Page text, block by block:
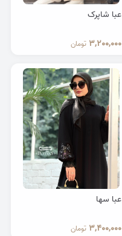
عبا شاپرک
3,200,000 تومان
عبا سها
3,400,000 تومان